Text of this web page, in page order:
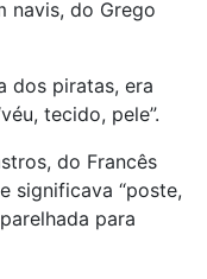
navis, do Grego
dos piratas, era
tecido, pele”.
do Francês
significava “poste,
para